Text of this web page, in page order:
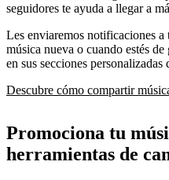
seguidores te ayuda a llegar a
Les enviaremos notificaciones a
música nueva o cuando estés
en sus secciones personalizadas
Descubre cómo compartir
Promociona tu
herramientas de